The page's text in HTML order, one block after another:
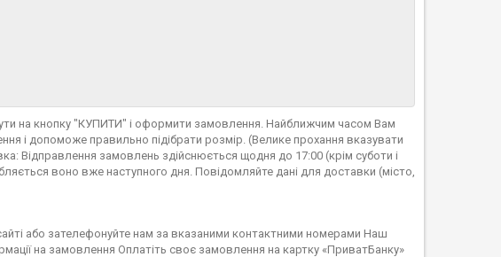
на кнопку "КУПИТИ" і оформити замовлення. Найближчим часом Вам
і допоможе правильно підібрати розмір. (Велике прохання вказувати
Відправлення замовлень здійснюється щодня до 17:00 (крім суботи і
воно вже наступного дня. Повідомляйте дані для доставки (місто,
або зателефонуйте нам за вказаними контактними номерами Наш
на замовлення Оплатіть своє замовлення на картку «ПриватБанку»